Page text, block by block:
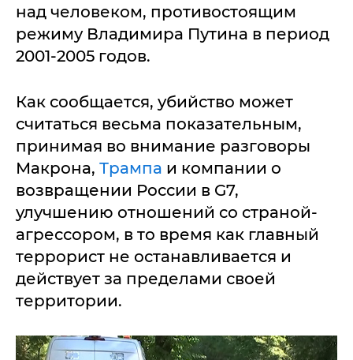
над человеком, противостоящим
режиму Владимира Путина в период
2001-2005 годов.
Как сообщается, убийство может
считаться весьма показательным,
принимая во внимание разговоры
Макрона, Трампа и компании о
возвращении России в G7,
улучшению отношений со страной-
агрессором, в то время как главный
террорист не останавливается и
действует за пределами своей
территории.